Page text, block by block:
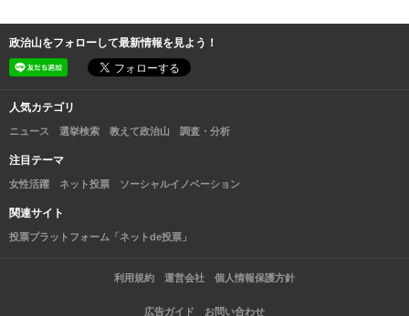
政治山をフォローして最新情報を見よう！
人気カテゴリ
ニュース 選挙検索 教えて政治山 調査・分析
注目テーマ
女性活躍 ネット投票 ソーシャルイノベーション
関連サイト
投票プラットフォーム「ネットde投票」
利用規約 運営会社 個人情報保護方針
広告ガイド お問い合わせ